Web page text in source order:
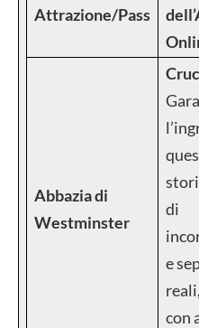
Attrazione/Pass
Abbazia di
Westminster
di
e
con